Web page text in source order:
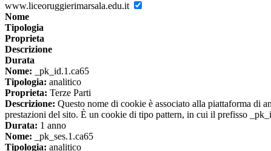
www.liceoruggierimarsala.edu.it
Nome
Tipologia
Proprieta
Descrizione
Durata
Nome: _pk_id.1.ca65
Tipologia: analitico
Proprieta: Terze Parti
Descrizione: Questo nome di cookie è associato alla piattaforma di
prestazioni del sito. È un cookie di tipo pattern, in cui il prefisso
Durata: 1 anno
Nome: _pk_ses.1.ca65
Tipologia: analitico